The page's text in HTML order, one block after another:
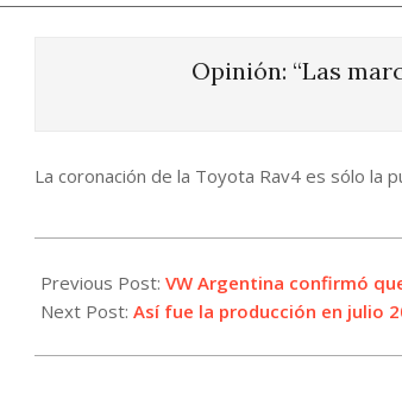
Opinión: “Las
La coronación de la Toyota Rav4 es sólo la
08-
06
Previous Post: VW Argentina confirmó
Next Post: Así fue la producción en julio